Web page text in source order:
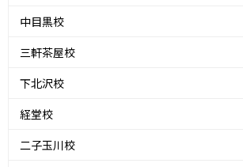
中目黒校
三軒茶屋校
下北沢校
経堂校
二子玉川校